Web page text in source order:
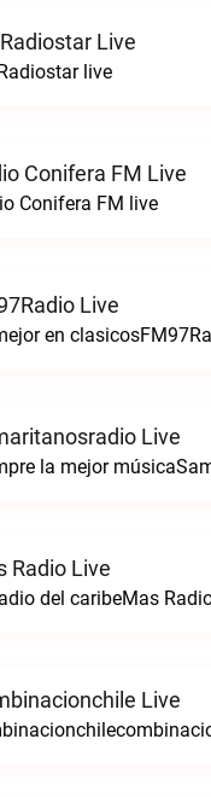
Live
live
Conifera FM Live
Conifera FM live
Live
en
Live
la mejor
Radio Live
del caribeMas
Live